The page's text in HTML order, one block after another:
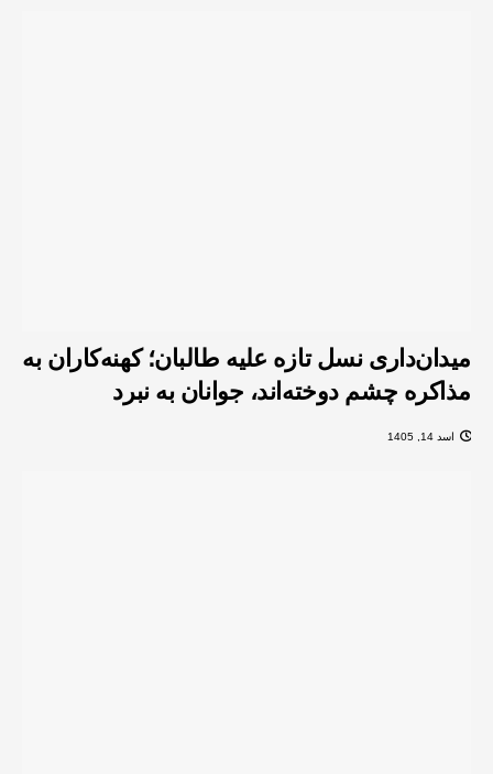
میدان‌داری نسل تازه علیه طالبان؛ کهنه‌کاران به
مذاکره چشم دوخته‌اند، جوانان به نبرد
اسد 14, 1405